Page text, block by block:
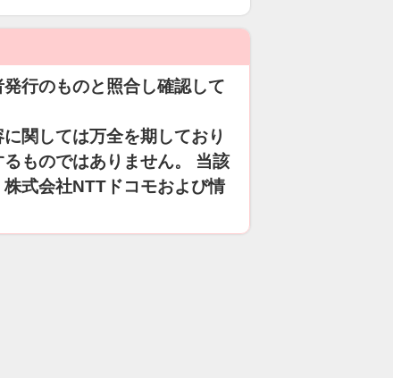
行のものと照合し確認して
関しては万全を期しており
ものではありません。 当該
式会社NTTドコモおよび情